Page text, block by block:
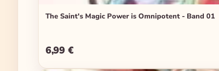
The Saint's Magic Power is Omnipotent - Band 01
Regulärer Preis:
6,99 €